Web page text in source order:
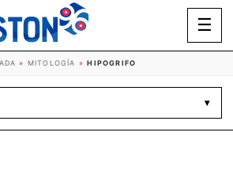
☰
» MITOLOGÍA »HIPOGRIFO
▾